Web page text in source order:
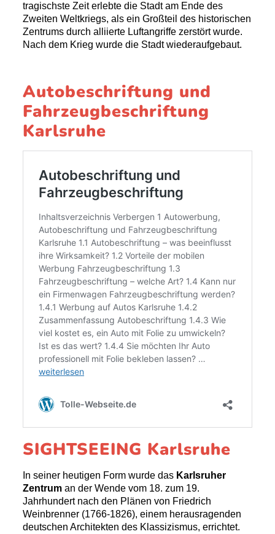
tragischste Zeit erlebte die Stadt am Ende des
Zweiten Weltkriegs, als ein Großteil des historischen
Zentrums durch alliierte Luftangriffe zerstört wurde.
Nach dem Krieg wurde die Stadt wiederaufgebaut.
Autobeschriftung und
Fahrzeugbeschriftung
Karlsruhe
SIGHTSEEING Karlsruhe
In seiner heutigen Form wurde dasKarlsruher
Zentruman der Wende vom 18. zum 19.
Jahrhundert nach den Plänen von Friedrich
Weinbrenner (1766-1826), einem herausragenden
deutschen Architekten des Klassizismus, errichtet.